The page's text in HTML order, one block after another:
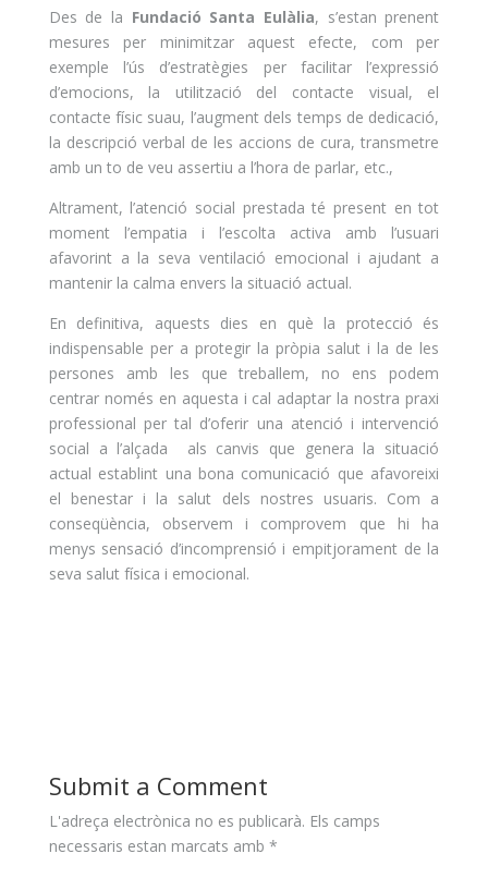
Des de la Fundació Santa Eulàlia, s’estan prenent
mesures per minimitzar aquest efecte, com per
exemple l’ús d’estratègies per facilitar l’expressió
d’emocions, la utilització del contacte visual, el
contacte físic suau, l’augment dels temps de dedicació,
la descripció verbal de les accions de cura, transmetre
amb un to de veu assertiu a l’hora de parlar, etc.,
Altrament, l’atenció social prestada té present en tot
moment l’empatia i l’escolta activa amb l’usuari
afavorint a la seva ventilació emocional i ajudant a
mantenir la calma envers la situació actual.
En definitiva, aquests dies en què la protecció és
indispensable per a protegir la pròpia salut i la de les
persones amb les que treballem, no ens podem
centrar només en aquesta i cal adaptar la nostra praxi
professional per tal d’oferir una atenció i intervenció
social a l’alçada als canvis que genera la situació
actual establint una bona comunicació que afavoreixi
el benestar i la salut dels nostres usuaris. Com a
conseqüència, observem i comprovem que hi ha
menys sensació d’incomprensió i empitjorament de la
seva salut física i emocional.
Submit a Comment
L'adreça electrònica no es publicarà. Els camps
necessaris estan marcats amb *